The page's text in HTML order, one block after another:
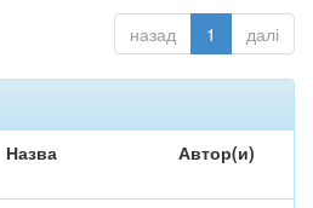
назад 1 далі
Назва Автор(и)